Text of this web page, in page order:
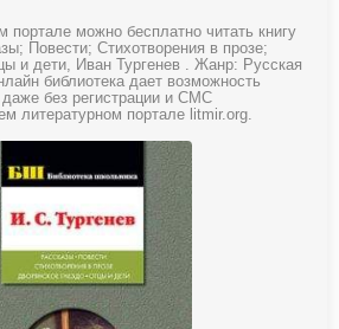
портале можно бесплатно читать книгу
Повести; Стихотворения в прозе;
и дети, Иван Тургенев . Жанр: Русская
библиотека дает возможность
даже без регистрации и СМС
литературном портале litmir.org.